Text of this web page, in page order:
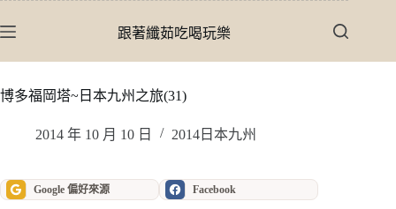
至
內
跟著纖茹吃喝玩樂
博多福岡塔~日本九州之旅(31)
2014 年 10 月 10 日 2014日本九州
Google 偏好來源 Facebook